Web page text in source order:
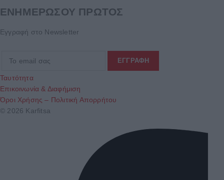
ΕΝΗΜΕΡΩΣΟΥ ΠΡΩΤΟΣ
Εγγραφή στο Newsletter
Ταυτότητα
Επικοινωνία & Διαφήμιση
Όροι Χρήσης – Πολιτική Απορρήτου
© 2026 Karfitsa